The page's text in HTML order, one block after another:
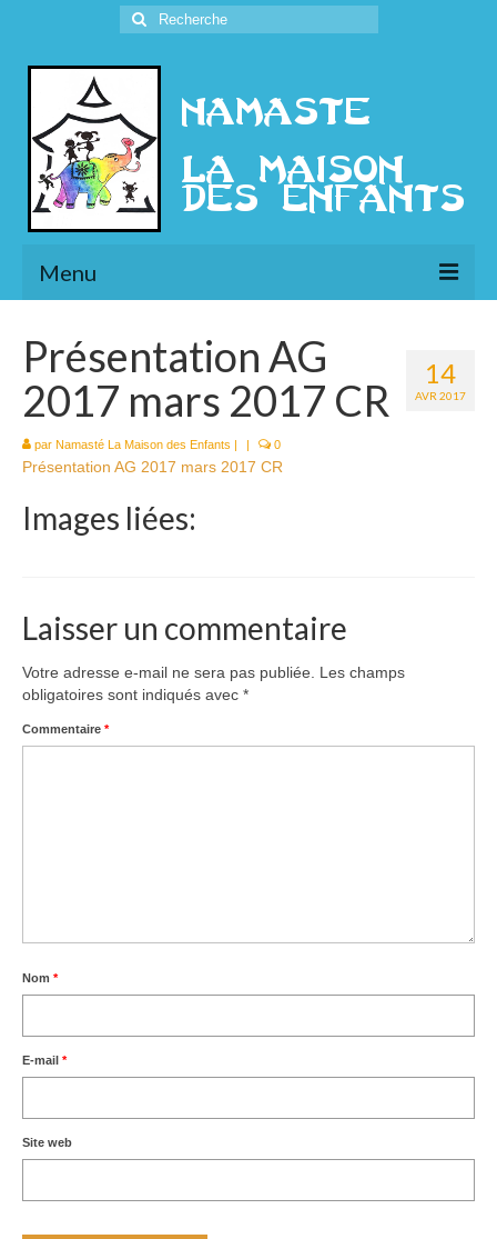
Rechercher
:
Menu
Présentation
l’Ethique
Historique
Le Népal
Actualités
Nous contacter
14
AVR 2017
Présentation AG
2017 mars 2017 CR
par Namasté La Maison des Enfants | | 0
Présentation AG 2017 mars 2017 CR
Images liées:
Laisser un commentaire
Votre adresse e-mail ne sera pas publiée.
Les champs
obligatoires sont indiqués avec *
Commentaire *
Nom *
E-mail *
Site web